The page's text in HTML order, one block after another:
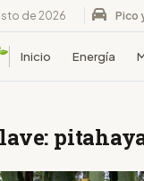
de 2026 Pico
Inicio Energía